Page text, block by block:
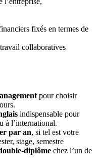
fixés en termes de
collaboratives
pour choisir
indispensable pour
à l’international.
par an, si tel est votre
stage, semestre
diplôme chez l’un de